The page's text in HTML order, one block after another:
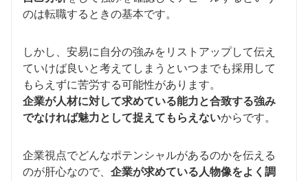
のは転職するときの基本です。
しかし、安易に自分の強みをリストアップして伝え
ていけば良いと考えてしまうといつまでも採用して
もらえずに苦労する可能性があります。
企業が人材に対して求めている能力と合致する強み
でなければ魅力として捉えてもらえないからです。
企業視点でどんなポテンシャルがあるのかを伝える
のが肝心なので、 企業が求めている人物像をよく調